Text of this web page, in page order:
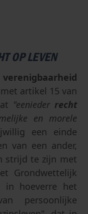
OP LEVEN
verenigbaarheid
met artikel 15 van
"eenieder recht
en morele
een einde
van een ander,
strijd te zijn met
Grondwettelijk
in hoeverre het
persoonlijke